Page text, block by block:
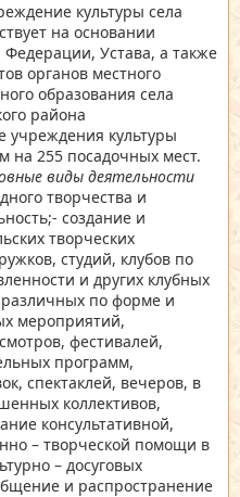
культуры села
на основании
Федерации, Устава, а также
органов местного
образования села
района
учреждения культуры
на 255 посадочных мест.
виды деятельности
творчества и
создание и
творческих
студий, клубов по
и других клубных
по форме и
мероприятий,
фестивалей,
программ,
спектаклей, вечеров, в
коллективов,
консультативной,
– творческой помощи в
– досуговых
и распространение